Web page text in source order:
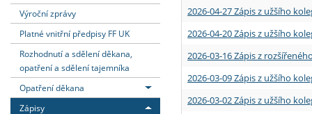
Absolventi fakulty
Vyjíždějící zaměstnanci
Výroční zprávy
Platné vnitřní předpisy FF UK
Rozhodnutí a sdělení děkana,
opatření a sdělení tajemníka
Opatření děkana
Zápisy
2026-04-27 Zápis z užšího
2026-04-20 Zápis z užšího
2026-03-16 Zápis z
2026-03-09 Zápis z užšího
2026-03-02 Zápis z užšího